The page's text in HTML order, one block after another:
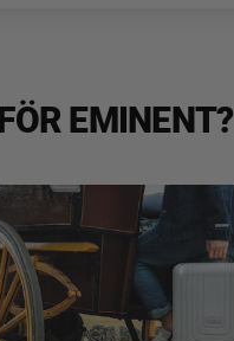
EMINENT?